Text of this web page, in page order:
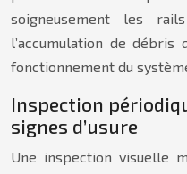
soigneusement les
l’accumulation de
fonctionnement du
Inspection
signes d’usure
Une inspection visuelle